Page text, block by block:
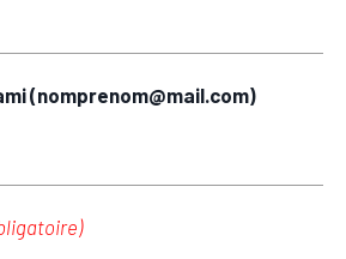
(nomprenom@mail.com)